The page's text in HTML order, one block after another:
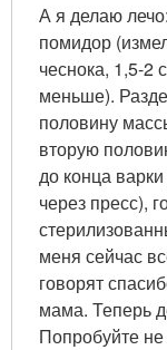
А я делаю
помидор
чеснока, 1,5-2
меньше).
половину
вторую
до конца
через пресс),
меня сейчас
говорят
мама. Теперь
Попробуйте